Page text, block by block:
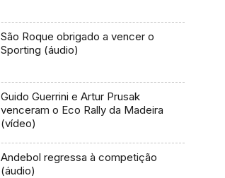
São Roque obrigado a vencer o
Sporting (áudio)
Guido Guerrini e Artur Prusak
venceram o Eco Rally da Madeira
(vídeo)
Andebol regressa à competição
(áudio)